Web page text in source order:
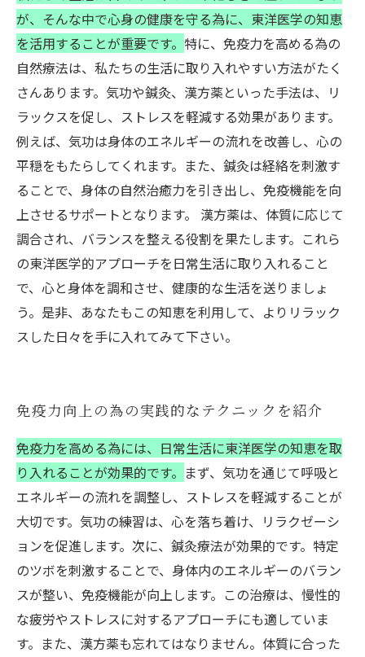
が、そんな中で心身の健康を守る為に、東洋医学の知恵
を活用することが重要です。 特に、免疫力を高める為の
自然療法は、私たちの生活に取り入れやすい方法がたく
さんあります。気功や鍼灸、漢方薬といった手法は、リ
ラックスを促し、ストレスを軽減する効果があります。
例えば、気功は身体のエネルギーの流れを改善し、心の
平穏をもたらしてくれます。また、鍼灸は経絡を刺激す
ることで、身体の自然治癒力を引き出し、免疫機能を向
上させるサポートとなります。 漢方薬は、体質に応じて
調合され、バランスを整える役割を果たします。これら
の東洋医学的アプローチを日常生活に取り入れること
で、心と身体を調和させ、健康的な生活を送りましょ
う。是非、あなたもこの知恵を利用して、よりリラック
スした日々を手に入れてみて下さい。
免疫力向上の為の実践的なテクニックを紹介
免疫力を高める為には、日常生活に東洋医学の知恵を取
り入れることが効果的です。 まず、気功を通じて呼吸と
エネルギーの流れを調整し、ストレスを軽減することが
大切です。気功の練習は、心を落ち着け、リラクゼーシ
ョンを促進します。次に、鍼灸療法が効果的です。特定
のツボを刺激することで、身体内のエネルギーのバラン
スが整い、免疫機能が向上します。この治療は、慢性的
な疲労やストレスに対するアプローチにも適していま
す。また、漢方薬も忘れてはなりません。体質に合った